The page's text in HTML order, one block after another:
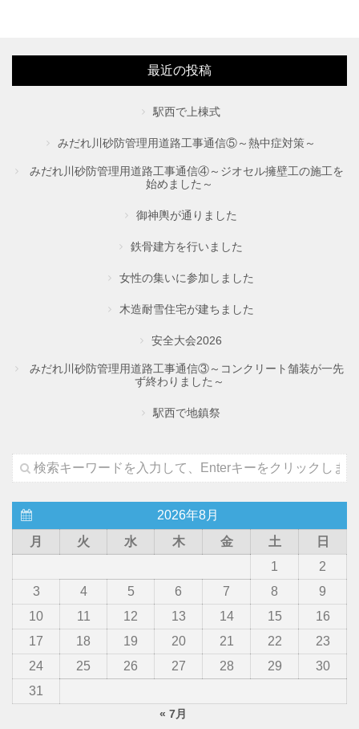
最近の投稿
駅西で上棟式
みだれ川砂防管理用道路工事通信⑤～熱中症対策～
みだれ川砂防管理用道路工事通信④～ジオセル擁壁工の施工を
始めました～
御神輿が通りました
鉄骨建方を行いました
女性の集いに参加しました
木造耐雪住宅が建ちました
安全大会2026
みだれ川砂防管理用道路工事通信③～コンクリート舗装が一先
ず終わりました～
駅西で地鎮祭
2026年8月
月
火 水 木 金 土
日
1
2
3
4 5 6 7 8
9
10
11 12 13 14 15
16
17
18 19 20 21 22
23
24
25 26 27 28 29
30
31
« 7月